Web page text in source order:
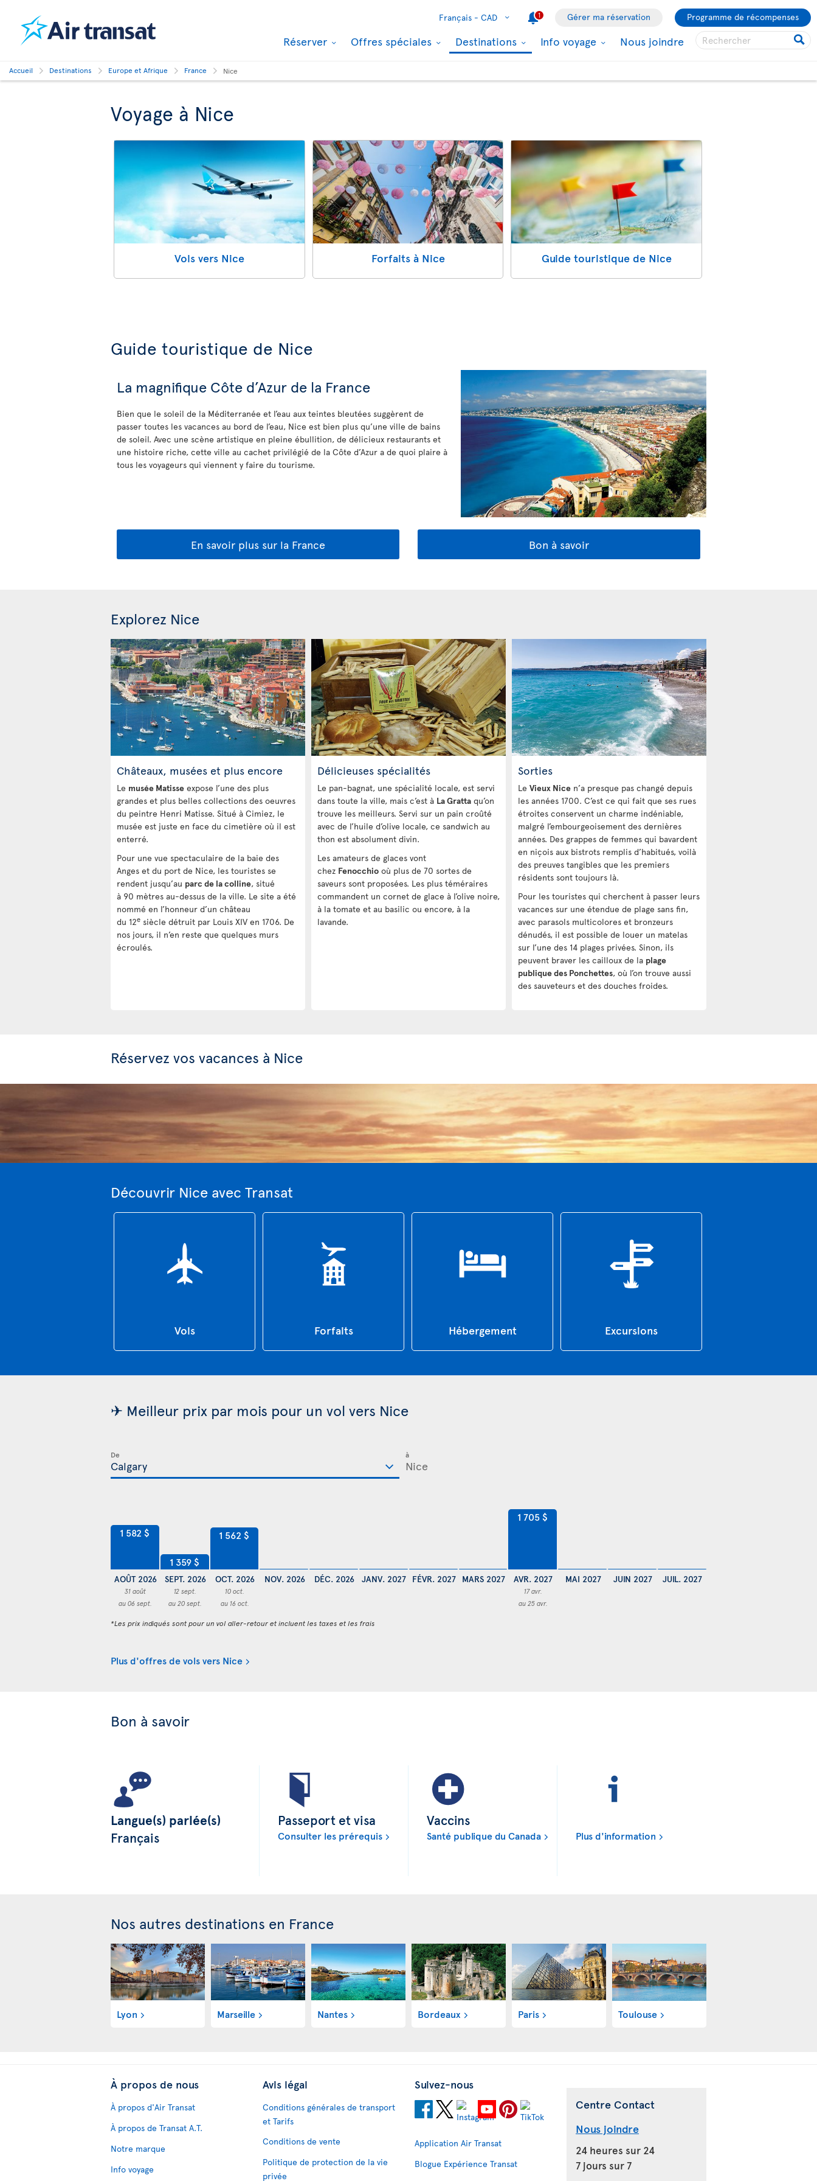
Français - CAD 1 Gérer ma réservation Programme de récompenses
Réserver Offres spéciales Destinations Info voyage Nous joindre
Accueil Destinations Europe et Afrique France Nice
Voyage à Nice
Vols vers Nice Forfaits à Nice Guide touristique de Nice
Guide touristique de Nice
La magnifique Côte d’Azur de la France
Bien que le soleil de la Méditerranée et l’eau aux teintes bleutées suggèrent de
passer toutes les vacances au bord de l’eau, Nice est bien plus qu’une ville de bains
de soleil. Avec une scène artistique en pleine ébullition, de délicieux restaurants et
une histoire riche, cette ville au cachet privilégié de la Côte d’Azur a de quoi plaire à
tous les voyageurs qui viennent y faire du tourisme.
En savoir plus sur la France Bon à savoir
Explorez Nice
Châteaux, musées et plus encore
Le musée Matisse expose l’une des plus
grandes et plus belles collections des oeuvres
du peintre Henri Matisse. Situé à Cimiez, le
musée est juste en face du cimetière où il est
enterré.
Pour une vue spectaculaire de la baie des
Anges et du port de Nice, les touristes se
rendent jusqu’au parc de la colline, situé
à 90 mètres au-dessus de la ville. Le site a été
nommé en l’honneur d’un château
du 12e siècle détruit par Louis XIV en 1706. De
nos jours, il n’en reste que quelques murs
écroulés.
Délicieuses spécialités
Le pan-bagnat, une spécialité locale, est servi
dans toute la ville, mais c’est à La Gratta qu’on
trouve les meilleurs. Servi sur un pain croûté
avec de l’huile d’olive locale, ce sandwich au
thon est absolument divin.
Les amateurs de glaces vont
chez Fenocchio où plus de 70 sortes de
saveurs sont proposées. Les plus téméraires
commandent un cornet de glace à l’olive noire,
à la tomate et au basilic ou encore, à la
lavande.
Sorties
Le Vieux Nice n’a presque pas changé depuis
les années 1700. C’est ce qui fait que ses rues
étroites conservent un charme indéniable,
malgré l’embourgeoisement des dernières
années. Des grappes de femmes qui bavardent
en niçois aux bistrots remplis d’habitués, voilà
des preuves tangibles que les premiers
résidents sont toujours là.
Pour les touristes qui cherchent à passer leurs
vacances sur une étendue de plage sans fin,
avec parasols multicolores et bronzeurs
dénudés, il est possible de louer un matelas
sur l’une des 14 plages privées. Sinon, ils
peuvent braver les cailloux de la plage
publique des Ponchettes, où l’on trouve aussi
des sauveteurs et des douches froides.
Réservez vos vacances à Nice
Découvrir Nice avec Transat
Vols Forfaits Hébergement Excursions
✈ Meilleur prix par mois pour un vol vers Nice
De à
1 582 $
AOÛT 2026
31 août
au 06 sept.
1 359 $
SEPT. 2026
12 sept.
au 20 sept.
1 562 $
OCT. 2026
10 oct.
au 16 oct.
NOV. 2026 DÉC. 2026 JANV. 2027 FÉVR. 2027 MARS 2027
1 705 $
AVR. 2027
17 avr.
au 25 avr.
MAI 2027 JUIN 2027 JUIL. 2027
*Les prix indiqués sont pour un vol aller-retour et incluent les taxes et les frais
Plus d'offres de vols vers Nice
Bon à savoir
Langue(s) parlée(s)
Français
Passeport et visa
Consulter les prérequis
Vaccins
Santé publique du Canada Plus d'information
Nos autres destinations en France
Lyon Marseille Nantes Bordeaux Paris Toulouse
À propos de nous
À propos d'Air Transat
À propos de Transat A.T.
Notre marque
Info voyage
Avis légal
Conditions générales de transport
et Tarifs
Conditions de vente
Politique de protection de la vie
privée
Suivez-nous
Application Air Transat
Blogue Expérience Transat
Centre Contact
Nous joindre
24 heures sur 24
7 jours sur 7